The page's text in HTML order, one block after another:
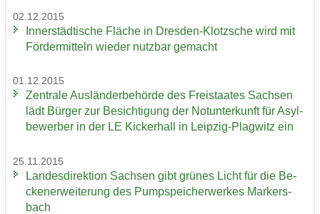
02.12.2015
In­ner­städ­ti­sche Flä­che in Dresden-​Klotzsche wird mit
För­der­mit­teln wie­der nutz­bar ge­macht
01.12.2015
Zen­tra­le Aus­län­der­be­hör­de des Frei­staa­tes Sach­sen
lädt Bür­ger zur Be­sich­ti­gung der Not­un­ter­kunft für Asyl­
be­wer­ber in der LE Ki­cker­hall in Leipzig-​Plagwitz ein
25.11.2015
Lan­des­di­rek­ti­on Sach­sen gibt grü­nes Licht für die Be­
cken­er­wei­te­rung des Pump­spei­cher­wer­kes Mar­kers­
bach